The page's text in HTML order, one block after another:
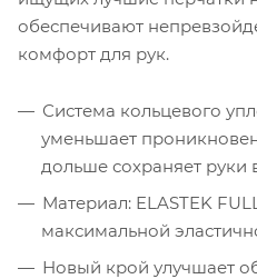
обеспечивают
комфорт для рук.
Система кольцевого
уменьшает
дольше сохраняет руки
Материал: ELASTEK
максимальной
Новый крой улучшает